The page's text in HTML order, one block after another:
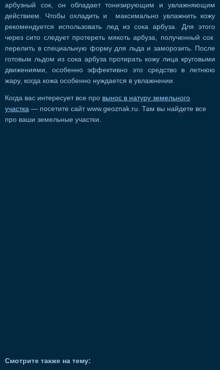
арбузный сок, он обладает тонизирующим и увлажняющим
действием. Чтобы охладить и максимально увлажнить кожу
рекомендуется использовать лед из сока арбуза. Для этого
через сито следует протереть мякоть арбуза, полученный сок
перелить в специальную форму для льда и заморозить. После
готовым льдом из сока арбуза протирать кожу лица круговыми
движениями, особенно эффективно это средство в летнюю
жару, когда кожа особенно нуждается в увлажнении.
Когда вас интересует все про вынос в натуру земельного
участка — посетите сайт www.geoznak.ru. Там вы найдете все
про ваши земельные участки.
Смотрите также на тему: